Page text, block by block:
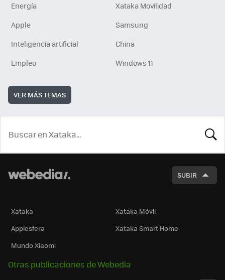
Energía
Xataka Movilidad
Apple
Samsung
Inteligencia artificial
China
Empleo
Windows 11
VER MÁS TEMAS
SUBIR
Xataka
Xataka Móvil
Applesfera
Xataka Smart Home
Mundo Xiaomi
Otras publicaciones de Webedia